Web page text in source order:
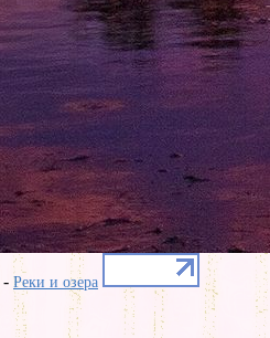
- Реки и озера